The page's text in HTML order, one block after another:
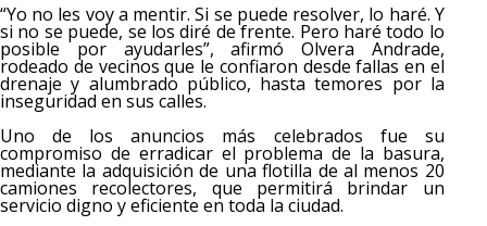
“Yo no les voy a mentir. Si se puede resolver, lo haré. Y
si no se puede, se los diré de frente. Pero haré todo lo
posible por ayudarles”, afirmó Olvera Andrade,
rodeado de vecinos que le confiaron desde fallas en el
drenaje y alumbrado público, hasta temores por la
inseguridad en sus calles.
Uno de los anuncios más celebrados fue su
compromiso de erradicar el problema de la basura,
mediante la adquisición de una flotilla de al menos 20
camiones recolectores, que permitirá brindar un
servicio digno y eficiente en toda la ciudad.